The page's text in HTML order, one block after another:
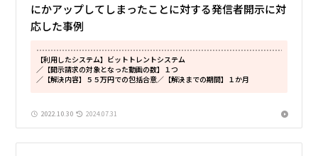
にかアップしてしまったことに対する発信者開示に対
応した事例
【利用したシステム】ビットトレントシステム
／【開示請求の対象となった動画の数】１つ
／【解決内容】５５万円での包括合意／【解決までの期間】１か月
2022.10.30 2024.07.31